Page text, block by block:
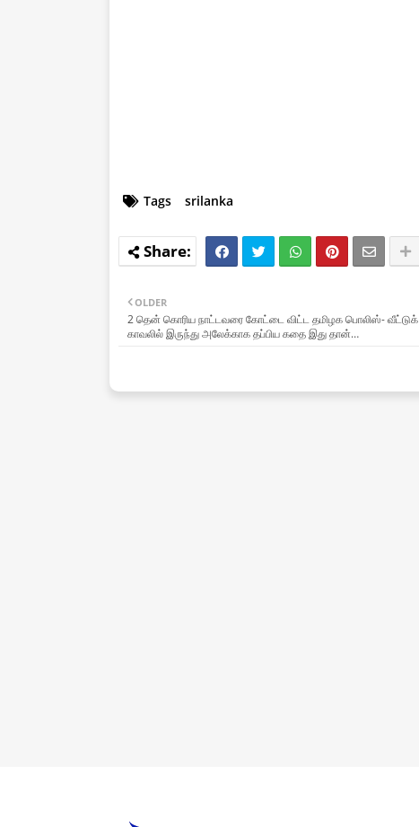
Tags srilanka
OLDER
2 தென் கொரிய நாட்டவரை கோட்டை விட்ட தமிழக பொலிஸ்- வீட்டுக்
காவலில் இருந்து அலேக்காக தப்பிய கதை இது தான்…